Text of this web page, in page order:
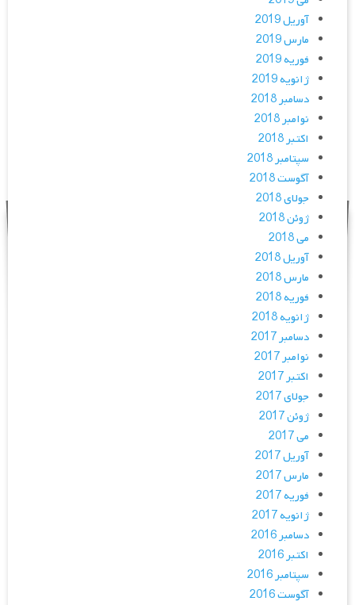
آوریل 2019
مارس 2019
فوریه 2019
ژانویه 2019
دسامبر 2018
نوامبر 2018
اکتبر 2018
سپتامبر 2018
آگوست 2018
جولای 2018
ژوئن 2018
می 2018
آوریل 2018
مارس 2018
فوریه 2018
ژانویه 2018
دسامبر 2017
نوامبر 2017
اکتبر 2017
جولای 2017
ژوئن 2017
می 2017
آوریل 2017
مارس 2017
فوریه 2017
ژانویه 2017
دسامبر 2016
اکتبر 2016
سپتامبر 2016
آگوست 2016